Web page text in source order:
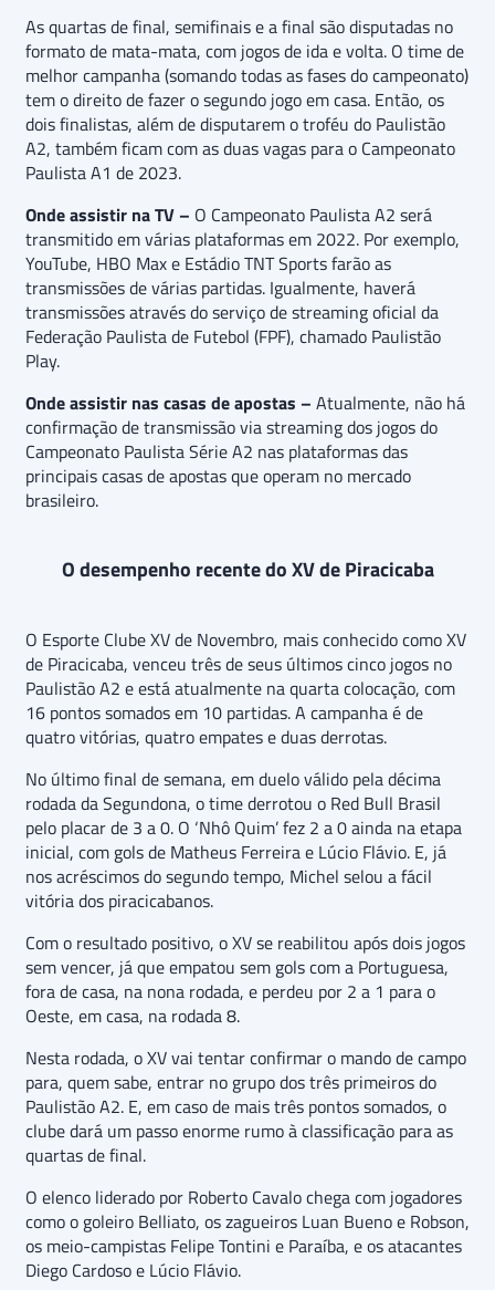
As quartas de final, semifinais e a final são disputadas no
formato de mata-mata, com jogos de ida e volta. O time de
melhor campanha (somando todas as fases do campeonato)
tem o direito de fazer o segundo jogo em casa. Então, os
dois finalistas, além de disputarem o troféu do Paulistão
A2, também ficam com as duas vagas para o Campeonato
Paulista A1 de 2023.
Onde assistir na TV – O Campeonato Paulista A2 será
transmitido em várias plataformas em 2022. Por exemplo,
YouTube, HBO Max e Estádio TNT Sports farão as
transmissões de várias partidas. Igualmente, haverá
transmissões através do serviço de streaming oficial da
Federação Paulista de Futebol (FPF), chamado Paulistão
Play.
Onde assistir nas casas de apostas – Atualmente, não há
confirmação de transmissão via streaming dos jogos do
Campeonato Paulista Série A2 nas plataformas das
principais casas de apostas que operam no mercado
brasileiro.
O desempenho recente do XV de Piracicaba
O Esporte Clube XV de Novembro, mais conhecido como XV
de Piracicaba, venceu três de seus últimos cinco jogos no
Paulistão A2 e está atualmente na quarta colocação, com
16 pontos somados em 10 partidas. A campanha é de
quatro vitórias, quatro empates e duas derrotas.
No último final de semana, em duelo válido pela décima
rodada da Segundona, o time derrotou o Red Bull Brasil
pelo placar de 3 a 0. O ‘Nhô Quim’ fez 2 a 0 ainda na etapa
inicial, com gols de Matheus Ferreira e Lúcio Flávio. E, já
nos acréscimos do segundo tempo, Michel selou a fácil
vitória dos piracicabanos.
Com o resultado positivo, o XV se reabilitou após dois jogos
sem vencer, já que empatou sem gols com a Portuguesa,
fora de casa, na nona rodada, e perdeu por 2 a 1 para o
Oeste, em casa, na rodada 8.
Nesta rodada, o XV vai tentar confirmar o mando de campo
para, quem sabe, entrar no grupo dos três primeiros do
Paulistão A2. E, em caso de mais três pontos somados, o
clube dará um passo enorme rumo à classificação para as
quartas de final.
O elenco liderado por Roberto Cavalo chega com jogadores
como o goleiro Belliato, os zagueiros Luan Bueno e Robson,
os meio-campistas Felipe Tontini e Paraíba, e os atacantes
Diego Cardoso e Lúcio Flávio.